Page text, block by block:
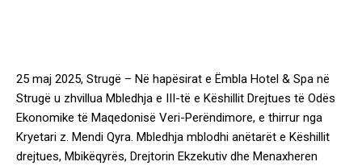
25 maj 2025, Strugë – Në hapësirat e Ëmbla Hotel & Spa në
Strugë u zhvillua Mbledhja e III-të e Këshillit Drejtues të Odës
Ekonomike të Maqedonisë Veri-Perëndimore, e thirrur nga
Kryetari z. Mendi Qyra. Mbledhja mblodhi anëtarët e Këshillit
drejtues, Mbikëqyrës, Drejtorin Ekzekutiv dhe Menaxheren